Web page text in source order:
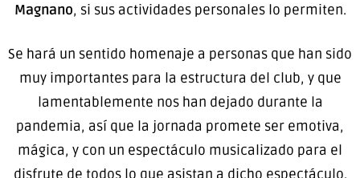
Magnano, si sus actividades personales lo permiten.
Se hará un sentido homenaje a personas que han sido
muy importantes para la estructura del club, y que
lamentablemente nos han dejado durante la
pandemia, así que la jornada promete ser emotiva,
mágica, y con un espectáculo musicalizado para el
disfrute de todos lo que asistan a dicho espectáculo.